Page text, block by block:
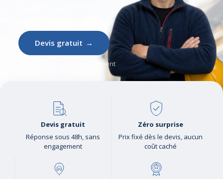
Devis gratuit →
Devis gratuit · sans engagement
Devis gratuit
Réponse sous 48h, sans
engagement
Zéro surprise
Prix fixé dès le devis, aucun
coût caché